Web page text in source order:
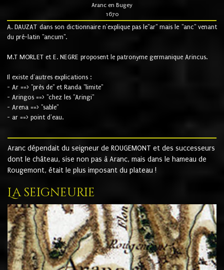
Aranc en Bugey
1670
A. DAUZAT dans son dictionnaire n'explique pas le"ar" mais le "anc" venant
du pré-latin "ancum".
M.T MORLET et E. NEGRE proposent le patronyme germanique Arincus.
Il existe d'autres explications :
- Ar ==> "près de" et Randa "limite"
- Aringos ==> "chez les "Aringi"
- Arena ==> "sable"
- ar ==> point d'eau.
Aranc dépendait du seigneur de ROUGEMONT et des successeurs
dont le château, sise non pas à Aranc, mais dans le hameau de
Rougemont, était le plus imposant du plateau !
La seigneurie